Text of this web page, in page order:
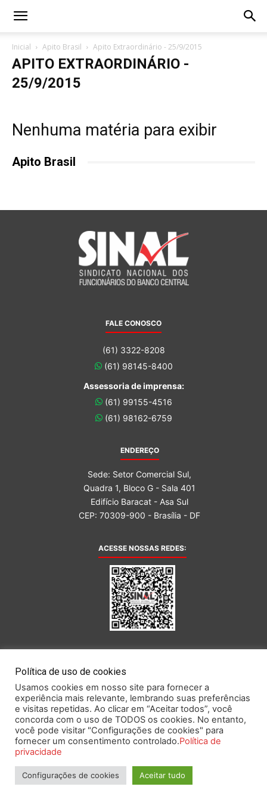
Inicial Apito Brasil Apito Extraordinário - 25/9/2015
APITO EXTRAORDINÁRIO -
25/9/2015
Nenhuma matéria para exibir
Apito Brasil
FALE CONOSCO
(61) 3322-8208
(61) 98145-8400
Assessoria de imprensa:
(61) 99155-4516
(61) 98162-6759
ENDEREÇO
Sede: Setor Comercial Sul,
Quadra 1, Bloco G - Sala 401
Edifício Baracat - Asa Sul
CEP: 70309-900 - Brasília - DF
ACESSE NOSSAS REDES:
Este portal obedece às prescrições da Lei Geral de Proteção de Dados.
2026 SINAL – Sindicato Nacional dos Funcionários do Banco Central.
Política de uso de cookies
Usamos cookies em nosso site para fornecer a
experiência mais relevante, lembrando suas preferências
e visitas repetidas. Ao clicar em “Aceitar todos”, você
concorda com o uso de TODOS os cookies. No entanto,
você pode visitar "Configurações de cookies" para
fornecer um consentimento controlado.Política de
privacidade
Configurações de cookies Aceitar tudo